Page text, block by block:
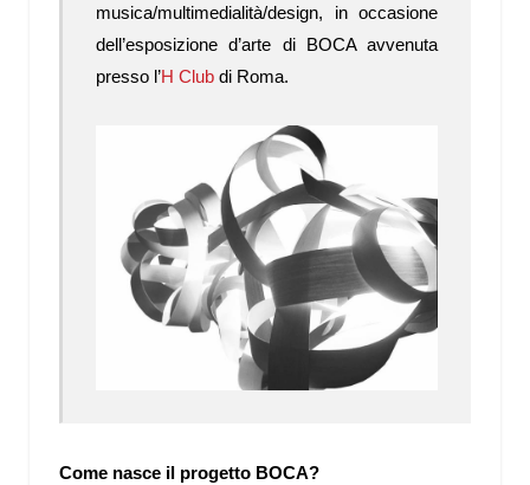
musica/multimedialità/design, in occasione
dell’esposizione d’arte di BOCA avvenuta
presso l’H Clubdi Roma.
Come nasce il progetto BOCA?